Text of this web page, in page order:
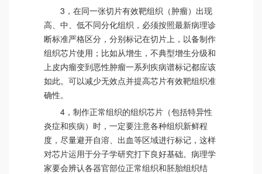
3，在同一张切片有效靶组织（肿瘤）出现
高、中、低不同分化组织，必须按照最新病理诊
断标准严格区分，分别标记在切片上，以备制作
组织芯片使用；比如从增生，不典型增生分级和
上皮内瘤变到恶性肿瘤一系列疾病谱标记都应该
如此。可以减少无效点并提高芯片有效靶组织准
确性。
4，制作正常组织的组织芯片（包括特异性
炎症和疾病）时，一定要注意各种组织新鲜程
度，尽量避开自溶、出血等区域进行标记，这样
对芯片运用于分子学研究打下良好基础。病理学
家要会辨认各器官部位正常组织和胚胎组织结